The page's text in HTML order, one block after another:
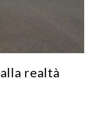
realtà